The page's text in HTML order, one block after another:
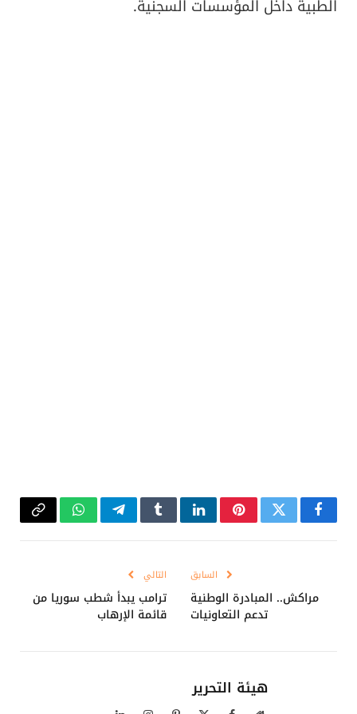
الطبية داخل المؤسسات السجنية.
فيسبوكتويتر بينتيريستلينكدإنTumblrتيلقرامواتسابCopy
السابق
مراكش.. المبادرة الوطنية
تدعم التعاونيات
التالي
ترامب يبدأ شطب سوريا من
قائمة الإرهاب
هيئة التحرير